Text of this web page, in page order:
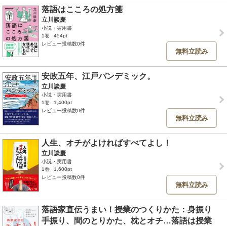
落語はこころの処方箋
立川談慶
小説・実用書
1巻
454pt
レビュー投稿数0件
無料立読み
安政五年、江戸パンデミック。
立川談慶
小説・実用書
1巻
1,400pt
レビュー投稿数0件
無料立読み
人生、オチがよければすべてよし！
立川談慶
小説・実用書
1巻
1,600pt
レビュー投稿数0件
無料立読み
落語家直伝うまい！授業のつくりかた：身振り
手振り、間のとりかた、枕とオチ…落語は授業